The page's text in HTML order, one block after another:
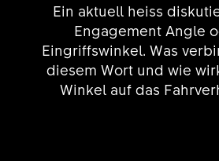
Ein aktuell heiss
Engagement Angle
Eingriffswinkel. Was
diesem Wort und wie
Winkel auf das